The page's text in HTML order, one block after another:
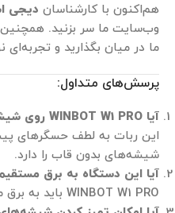
هم‌اکنون با کارشناسان دیجی
وب‌سایت ما سر بزنید.
ما در میان بگذارید و تجربه‌ای
پرسش‌های متداول:
آیا WINBOT W1 PRO روی شیشه‌های بدون قاب کار می‌کند؟
این ربات به لطف حسگرهای
شیشه‌های بدون قاب را دارد.
آیا این دستگاه به برق مستقیم
WINBOT W1 PRO باید به برق مستقیم متصل باشد.